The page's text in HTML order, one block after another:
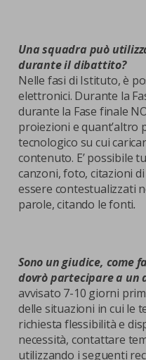
Una squadra può
durante il dibattito?
Nelle fasi di Istituto, è
elettronici. Durante la
durante la Fase finale
proiezioni e
tecnologico su cui
contenuto. E’ possibile
canzoni, foto, citazioni
essere contestualizzati
parole, citando le fonti.
Sono un giudice, come
dovrò partecipare a un
avvisato 7-10 giorni
delle situazioni in cui le
richiesta flessibilità e
necessità, contattare
utilizzando i seguenti